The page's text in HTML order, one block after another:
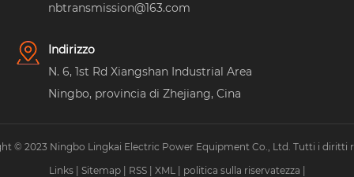
nbtransmission@163.com
Indirizzo
N. 6, 1st Rd Xiangshan Industrial Area
Ningbo, provincia di Zhejiang, Cina
© 2023 Ningbo Lingkai Electric Power Equipment Co., Ltd. Tutti i diritti
Links
Sitemap RSS XML politica sulla riservatezza